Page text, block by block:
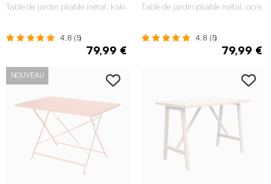
Table de jardin pliable métal, kaki
4.8 (5)
79,99 €
Table de jardin pliable métal, ocre
4.8 (5)
79,99 €
NOUVEAU